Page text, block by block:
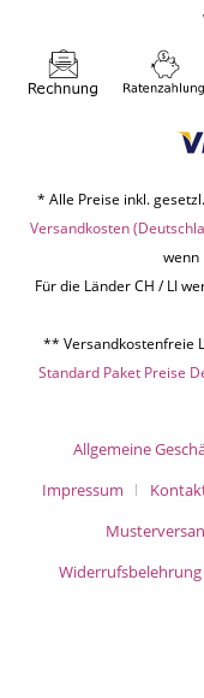
* Alle Preise inkl.
Versandkosten
wenn
Für die Länder CH / LI
** Versandkostenfreie
Standard Paket Preise
Allgemeine
Impressum
Widerrufsbelehrung